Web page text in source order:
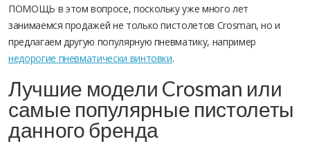
ПОМОЩЬ в этом вопросе, поскольку уже много лет
занимаемся продажей не только пистолетов Crosman, но и
предлагаем другую популярную пневматику, например
недорогие пневматически винтовки.
Лучшие модели Crosman или
самые популярные пистолеты
данного бренда